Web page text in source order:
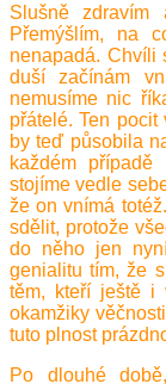
Slušně
Přemýšlím, na
nenapadá. Chvíli
duší začínám
nemusíme nic
přátelé. Ten
by teď působila
každém
stojíme vedle
že on vnímá
sdělit, protože
do něho jen
genialitu tím, že
těm, kteří ještě i
okamžiky
tuto plnost
Po dlouhé